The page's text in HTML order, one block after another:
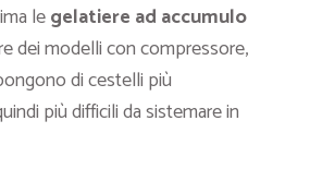
legelatiere ad accumulo
dei modelli con compressore,
di cestelli più
più difficili da sistemare in